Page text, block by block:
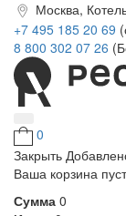
Москва,
+7 495 185 20 69
8 800 302 07 26
0
Закрыть
Ваша корзина
Сумма 0